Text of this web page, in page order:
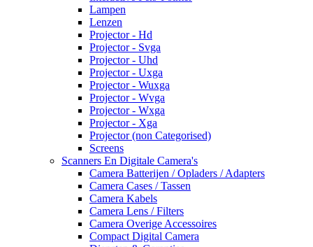
Lampen
Lenzen
Projector - Hd
Projector - Svga
Projector - Uhd
Projector - Uxga
Projector - Wuxga
Projector - Wvga
Projector - Wxga
Projector - Xga
Projector (non Categorised)
Screens
Scanners En Digitale Camera's
Camera Batterijen / Opladers / Adapters
Camera Cases / Tassen
Camera Kabels
Camera Lens / Filters
Camera Overige Accessoires
Compact Digital Camera